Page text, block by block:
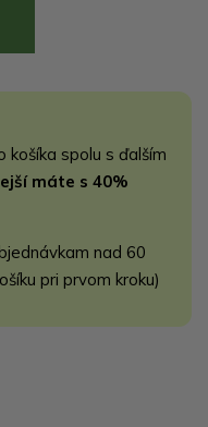
spolu s ďalším
máte s 40%
nad 60
pri prvom kroku)